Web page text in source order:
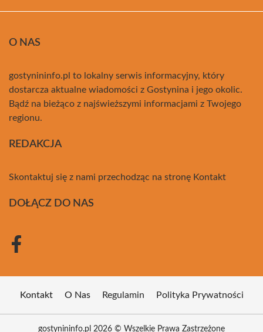
O NAS
gostynininfo.pl to lokalny serwis informacyjny, który
dostarcza aktualne wiadomości z Gostynina i jego okolic.
Bądź na bieżąco z najświeższymi informacjami z Twojego
regionu.
REDAKCJA
Skontaktuj się z nami przechodząc na stronę Kontakt
DOŁĄCZ DO NAS
Kontakt O Nas Regulamin Polityka Prywatności
gostynininfo.pl 2026 © Wszelkie Prawa Zastrzeżone